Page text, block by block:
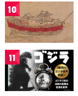
10
11